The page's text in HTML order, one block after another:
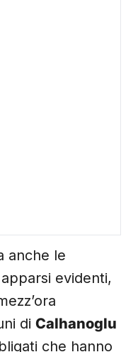
anche le
evidenti,
di Calhanoglu
che hanno